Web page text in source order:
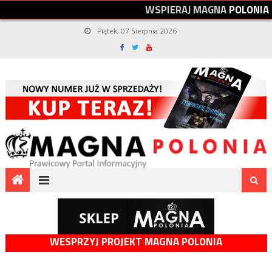
WSPIERAJMAGNAPOLONIA
Piątek, 07 Sierpnia 2026
WESPRZYJ PROJEKT MAGNA POLONIA